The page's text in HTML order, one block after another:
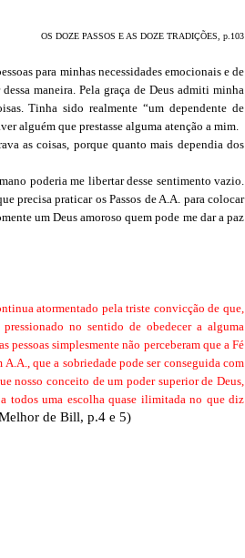
OS DOZE PASSOS E AS DOZE TRADIÇÕES, p.103
para minhas necessidades emocionais e de
maneira. Pela graça de Deus admiti minha
Tinha sido realmente “um dependente de
alguém que prestasse alguma atenção a mim.
as coisas, porque quanto mais dependia dos
poderia me libertar desse sentimento vazio.
precisa praticar os Passos de A.A. para colocar
um Deus amoroso quem pode me dar a paz
atormentado pela triste convicção de que,
no sentido de obedecer a alguma
pessoas simplesmente não perceberam que a Fé
que a sobriedade pode ser conseguida com
nosso conceito de um poder superior de Deus,
todos uma escolha quase ilimitada no que diz
de Bill, p.4 e 5)